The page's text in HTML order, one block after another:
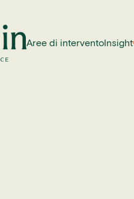
Aree di interventoInsight